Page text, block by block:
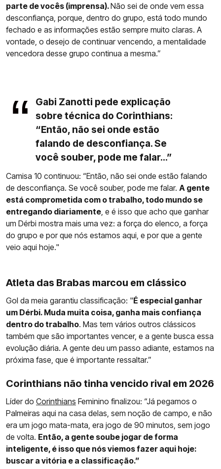
parte de vocês (imprensa).Não sei de onde vem essa
desconfiança, porque, dentro do grupo, está todo mundo
fechado e as informações estão sempre muito claras. A
vontade, o desejo de continuar vencendo, a mentalidade
vencedora desse grupo continua a mesma.”
Gabi Zanotti pede explicação
sobre técnica do Corinthians:
“Então, não sei onde estão
falando de desconfiança. Se
você souber, pode me falar...”
Camisa 10 continuou: “Então, não sei onde estão falando
de desconfiança. Se você souber, pode me falar. A gente
está comprometida com o trabalho, todo mundo se
entregando diariamente, e é isso que acho que ganhar
um Dérbi mostra mais uma vez: a força do elenco, a força
do grupo e por que nós estamos aqui, e por que a gente
veio aqui hoje."
Atleta das Brabas marcou em clássico
Gol da meia garantiu classificação: "É especial ganhar
um Dérbi. Muda muita coisa, ganha mais confiança
dentro do trabalho. Mas tem vários outros clássicos
também que são importantes vencer, e a gente busca essa
evolução diária. A gente deu um passo adiante, estamos na
próxima fase, que é importante ressaltar.”
Corinthians não tinha vencido rival em 2026
Líder do Corinthians Feminino finalizou: “Já pegamos o
Palmeiras aqui na casa delas, sem noção de campo, e não
era um jogo mata-mata, era jogo de 90 minutos, sem jogo
de volta. Então, a gente soube jogar de forma
inteligente, é isso que nós viemos fazer aqui hoje:
buscar a vitória e a classificação.”